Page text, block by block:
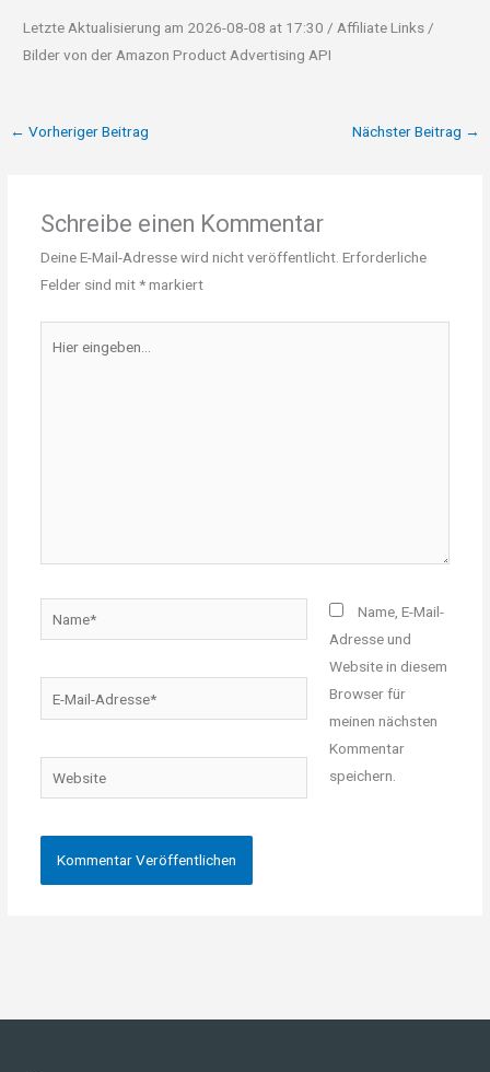
Letzte Aktualisierung am 2026-08-08 at 17:30 / Affiliate Links /
Bilder von der Amazon Product Advertising API
← Vorheriger Beitrag Nächster Beitrag →
Schreibe einen Kommentar
Deine E-Mail-Adresse wird nicht veröffentlicht. Erforderliche
Felder sind mit*markiert
eingeben…
Mail-
Website
Name, E-Mail-
Adresse und
Website in diesem
Browser für
meinen nächsten
Kommentar
speichern.